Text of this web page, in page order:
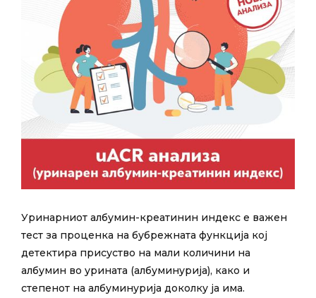
Уринарниот албумин-креатинин индекс е важен
тест за проценка на бубрежната функција кој
детектира присуство на мали количини на
албумин во урината (албуминурија), како и
степенот на албуминурија доколку ја има.